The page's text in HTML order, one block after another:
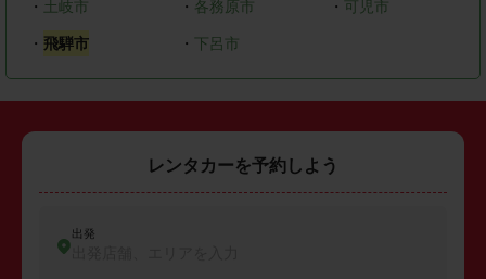
・ 土岐市 ・ 各務原市 ・ 可児市
・ 飛騨市 ・ 下呂市
レンタカーを予約しよう
出発